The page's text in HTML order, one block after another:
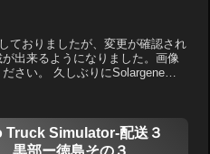
ておりましたが、変更が確認され
出来るようになりました。画像
さい。 久しぶりにSolargeneを
Truck Simulator-配送３
黒部ー徳島その３